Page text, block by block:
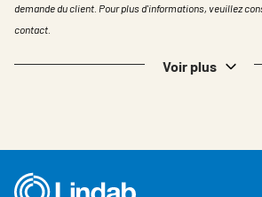
demande du client. Pour plus d'informations, veuillez
contact.
Voir plus